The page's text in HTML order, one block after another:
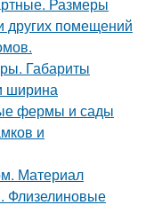
других помещений
Габариты
ширина
фермы и сады
и
Материал
Флизелиновые